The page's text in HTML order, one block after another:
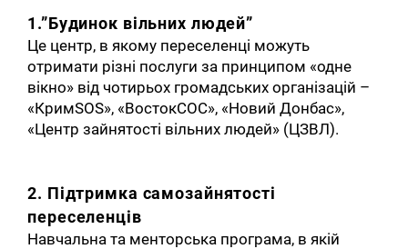
1.”Будинок вільних людей”
Це центр, в якому переселенці можуть
отримати різні послуги за принципом «одне
вікно» від чотирьох громадських організацій –
«КримSOS», «ВостокСОС», «Новий Донбас»,
«Центр зайнятості вільних людей» (ЦЗВЛ).
2. Підтримка самозайнятості
переселенців
Навчальна та менторська програма, в якій